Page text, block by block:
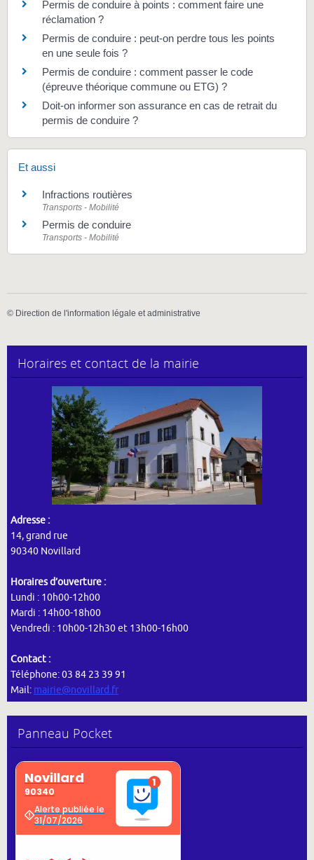
Permis de conduire à points : comment faire une
réclamation ?
Permis de conduire : peut-on perdre tous les points
en une seule fois ?
Permis de conduire : comment passer le code
(épreuve théorique commune ou ETG) ?
Doit-on informer son assurance en cas de retrait du
permis de conduire ?
Et aussi
Infractions routières
Transports - Mobilité
Permis de conduire
Transports - Mobilité
© Direction de l'information légale et administrative
Horaires et contact de la mairie
Adresse :
14, grand rue
90340 Novillard
Horaires d’ouverture :
Lundi : 10h00-12h00
Mardi : 14h00-18h00
Vendredi : 10h00-12h30 et 13h00-16h00
Contact :
Téléphone: 03 84 23 39 91
Mail: mairie@novillard.fr
Panneau Pocket